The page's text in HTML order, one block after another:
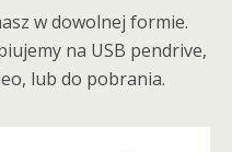
w dowolnej formie.
na USB pendrive,
lub do pobrania.